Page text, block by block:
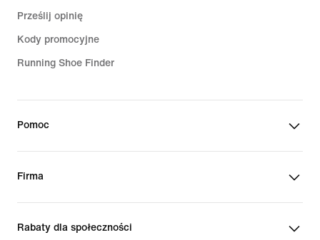
Prześlij opinię
Kody promocyjne
Running Shoe Finder
Pomoc
Firma
Rabaty dla społeczności